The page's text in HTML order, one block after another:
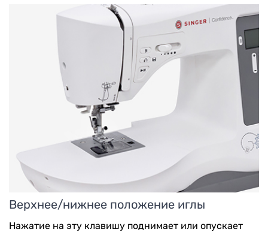
Верхнее/нижнее положение иглы
Нажатие на эту клавишу поднимает или опускает